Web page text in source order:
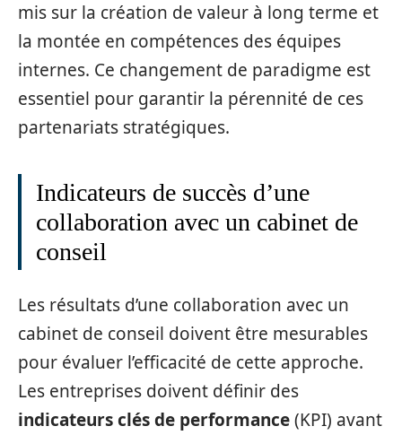
mis sur la création de valeur à long terme et
la montée en compétences des équipes
internes. Ce changement de paradigme est
essentiel pour garantir la pérennité de ces
partenariats stratégiques.
Indicateurs de succès d’une
collaboration avec un cabinet de
conseil
Les résultats d’une collaboration avec un
cabinet de conseil doivent être mesurables
pour évaluer l’efficacité de cette approche.
Les entreprises doivent définir des
indicateurs clés de performance(KPI) avant